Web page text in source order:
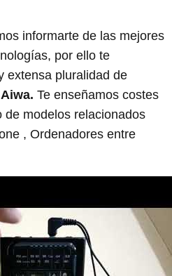
informarte de las mejores
por ello te
extensa pluralidad de
Aiwa. Te enseñamos costes
modelos relacionados
, Ordenadores entre